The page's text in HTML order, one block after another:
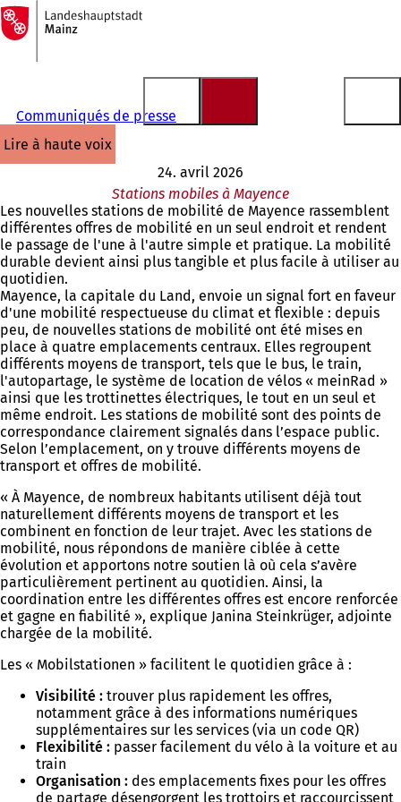
Accéder au contenu
Vers
la
page
d'accueil
Communiqués de presse
lire à haute voix
24. avril 2026
Stations mobiles à Mayence
Les nouvelles stations de mobilité de Mayence rassemblent
différentes offres de mobilité en un seul endroit et rendent
le passage de l'une à l'autre simple et pratique. La mobilité
durable devient ainsi plus tangible et plus facile à utiliser au
quotidien.
Mayence, la capitale du Land, envoie un signal fort en faveur
d'une mobilité respectueuse du climat et flexible : depuis
peu, de nouvelles stations de mobilité ont été mises en
place à quatre emplacements centraux. Elles regroupent
différents moyens de transport, tels que le bus, le train,
l'autopartage, le système de location de vélos « meinRad »
ainsi que les trottinettes électriques, le tout en un seul et
même endroit. Les stations de mobilité sont des points de
correspondance clairement signalés dans l’espace public.
Selon l’emplacement, on y trouve différents moyens de
transport et offres de mobilité.
« À Mayence, de nombreux habitants utilisent déjà tout
naturellement différents moyens de transport et les
combinent en fonction de leur trajet. Avec les stations de
mobilité, nous répondons de manière ciblée à cette
évolution et apportons notre soutien là où cela s’avère
particulièrement pertinent au quotidien. Ainsi, la
coordination entre les différentes offres est encore renforcée
et gagne en fiabilité », explique Janina Steinkrüger, adjointe
chargée de la mobilité.
Les « Mobilstationen » facilitent le quotidien grâce à :
Visibilité : trouver plus rapidement les offres,
notamment grâce à des informations numériques
supplémentaires sur les services (via un code QR)
Flexibilité : passer facilement du vélo à la voiture et au
train
Organisation : des emplacements fixes pour les offres
de partage désengorgent les trottoirs et raccourcissent